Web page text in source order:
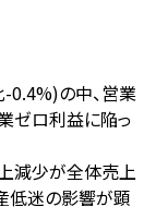
の中、営業
ゼロ利益に陥っ
減少が全体売上
低迷の影響が顕